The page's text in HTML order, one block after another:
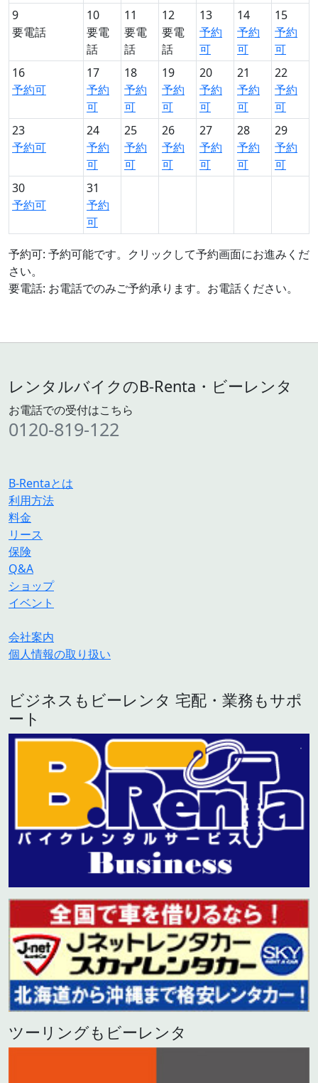
9
要電話
10
要電
話
11
要電
話
12
要電
話
13
予約
可
14
予約
可
15
予約
可
16
予約可
17
予約
可
18
予約
可
19
予約
可
20
予約
可
21
予約
可
22
予約
可
23
予約可
24
予約
可
25
予約
可
26
予約
可
27
予約
可
28
予約
可
29
予約
可
30
予約可
31
予約
可
予約可: 予約可能です。クリックして予約画面にお進みくだ
さい。
要電話: お電話でのみご予約承ります。お電話ください。
レンタルバイクのB-Renta・ビーレンタ
お電話での受付はこちら
0120-819-122
B-Rentaとは
利用方法
料金
リース
保険
Q&A
ショップ
イベント
会社案内
個人情報の取り扱い
ビジネスもビーレンタ 宅配・業務もサポ
ート
ツーリングもビーレンタ